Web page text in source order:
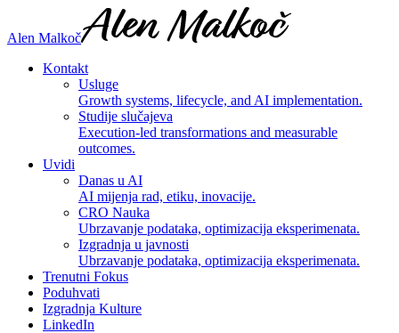
Alen Malkoč
Kontakt
Usluge
Growth systems, lifecycle, and AI implementation.
Studije slučajeva
Execution-led transformations and measurable
outcomes.
Uvidi
Danas u AI
AI mijenja rad, etiku, inovacije.
CRO Nauka
Ubrzavanje podataka, optimizacija eksperimenata.
Izgradnja u javnosti
Ubrzavanje podataka, optimizacija eksperimenata.
Trenutni Fokus
Poduhvati
Izgradnja Kulture
LinkedIn